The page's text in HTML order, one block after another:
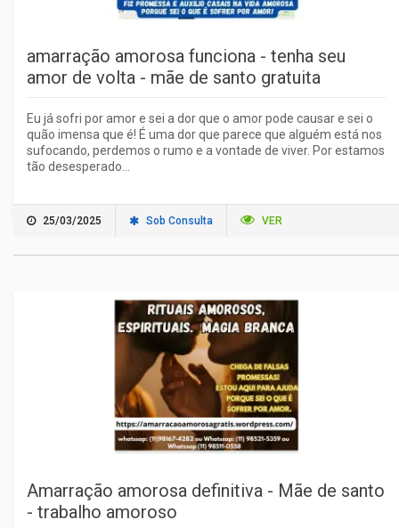
amarração amorosa funciona - tenha seu
amor de volta - mãe de santo gratuita
Eu já sofri por amor e sei a dor que o amor pode causar e sei o
quão imensa que é! É uma dor que parece que alguém está nos
sufocando, perdemos o rumo e a vontade de viver. Por estamos
tão desesperado...
25/03/2025 Sob Consulta VER
Amarração amorosa definitiva - Mãe de santo
- trabalho amoroso